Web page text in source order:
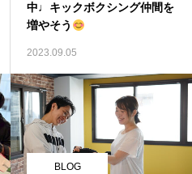
中♩キックボクシング仲間を
増やそう
2023.09.05
BLOG